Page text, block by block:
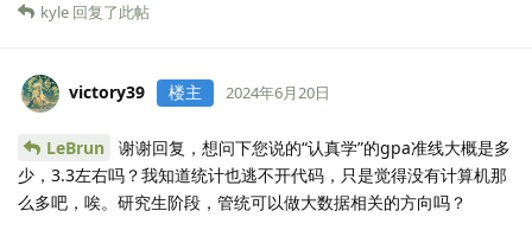
kyle 回复了此帖
victory39 楼主 2024年6月20日
LeBrun
谢谢回复，想问下您说的“认真学”的gpa准线大概是多
少，3.3左右吗？我知道统计也逃不开代码，只是觉得没有计算机那
么多吧，唉。研究生阶段，管统可以做大数据相关的方向吗？